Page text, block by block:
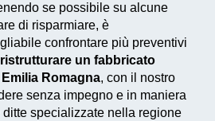
se possibile su alcune
di risparmiare, è
confrontare più preventivi
ristrutturare un fabbricato
Romagna, con il nostro
senza impegno e in maniera
specializzate nella regione